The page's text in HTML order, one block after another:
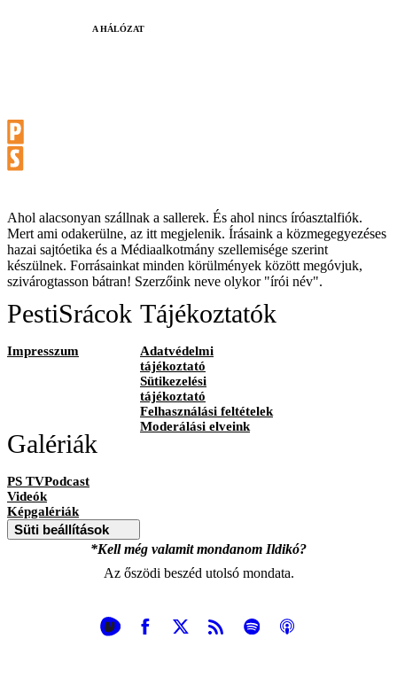
A HÁLÓZAT
Ahol alacsonyan szállnak a sallerek. És ahol nincs íróasztalfiók.
Mert ami odakerülne, az itt megjelenik. Írásaink a közmegegyezéses
hazai sajtóetika és a Médiaalkotmány szellemisége szerint
készülnek. Forrásainkat minden körülmények között megóvjuk,
szivárogtasson bátran! Szerzőink neve olykor "írói név".
PestiSrácok
Impresszum
Tájékoztatók
Adatvédelmi
tájékoztató
Sütikezelési
tájékoztató
Felhasználási feltételek
Moderálási elveink
Galériák
PS TVPodcast
Videók
Képgalériák
Süti beállítások
*Kell még valamit mondanom Ildikó?
Az őszödi beszéd utolsó mondata.